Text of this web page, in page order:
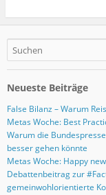
Neueste Beiträge
False Bilanz – Warum
Metas Woche: Best
Warum die
besser gehen könnte
Metas Woche: Happy
Debattenbeitrag zur
gemeinwohlorientierte